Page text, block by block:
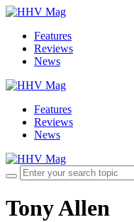
Features
Reviews
News
Features
Reviews
News
Tony Allen